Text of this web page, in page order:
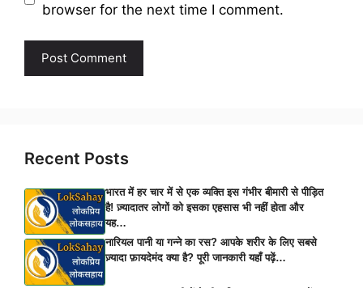
browser for the next time I comment.
Recent Posts
भारत में हर चार में से एक व्यक्ति इस गंभीर बीमारी से पीड़ित
है! ज़्यादातर लोगों को इसका एहसास भी नहीं होता और
यह…
नारियल पानी या गन्ने का रस? आपके शरीर के लिए सबसे
ज़्यादा फ़ायदेमंद क्या है? पूरी जानकारी यहाँ पढ़ें…